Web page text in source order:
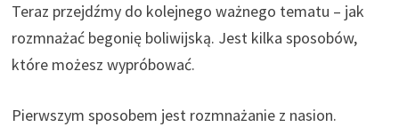
Teraz przejdźmy do kolejnego ważnego tematu – jak
rozmnażać begonię boliwijską. Jest kilka sposobów,
które możesz wypróbować.
Pierwszym sposobem jest rozmnażanie z nasion.